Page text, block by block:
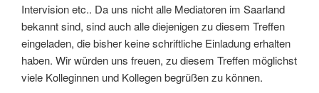
Intervision etc.. Da uns nicht alle Mediatoren im Saarland
bekannt sind, sind auch alle diejenigen zu diesem Treffen
eingeladen, die bisher keine schriftliche Einladung erhalten
haben. Wir würden uns freuen, zu diesem Treffen möglichst
viele Kolleginnen und Kollegen begrüßen zu können.